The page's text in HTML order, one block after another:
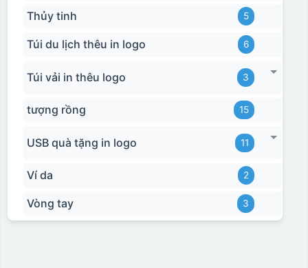
Hộp xi bình hoa
Thủy tinh 5
Túi du lịch thêu in logo 6
Túi vải in thêu logo 3
tượng rồng 15
USB quà tặng in logo 11
Ví da 2
Vòng tay 3